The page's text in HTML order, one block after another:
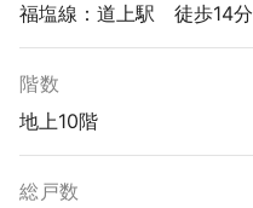
福塩線：道上駅 徒歩14分
階数
地上10階
総戸数